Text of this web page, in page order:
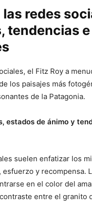
las redes
tendencias e
el Fitz Roy a
los paisajes más
de la Patagonia.
estados de ánimo y
suelen enfatizar los
esfuerzo y recompensa.
en el color del
entre el granito